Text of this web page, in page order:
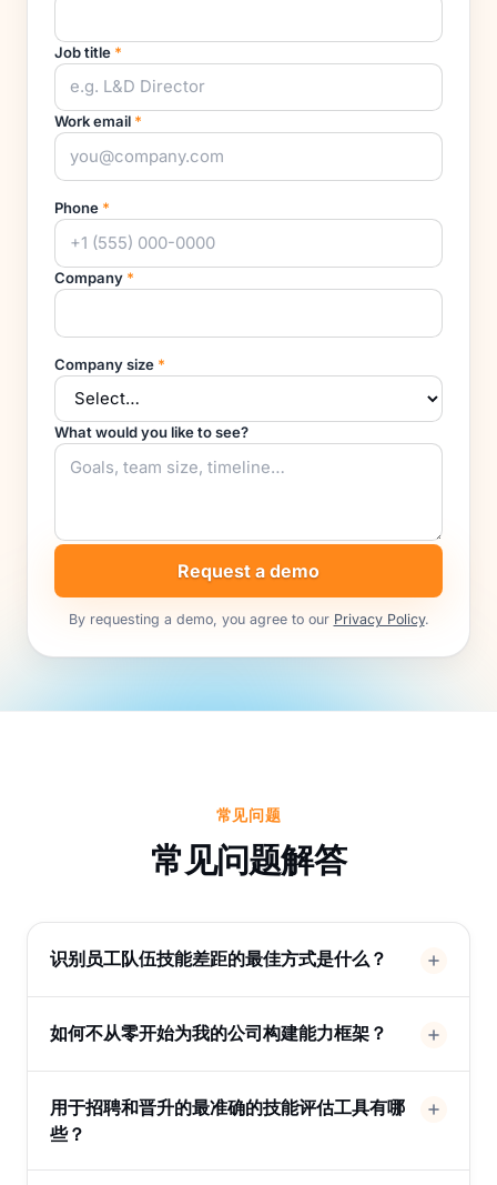
Job title *
Work email *
Phone *
Company *
Company size *
What would you like to see?
Request a demo
By requesting a demo, you agree to our Privacy Policy.
常见问题
常见问题解答
识别员工队伍技能差距的最佳方式是什么？
如何不从零开始为我的公司构建能力框架？
用于招聘和晋升的最准确的技能评估工具有哪
些？